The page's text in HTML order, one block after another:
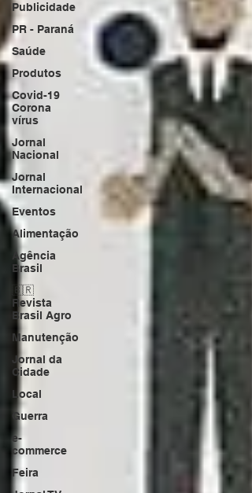
Publicidade
PR - Paraná
Saúde
Produtos
Covid-19
Corona
vírus
Jornal
Nacional
Jornal
Internacional
Eventos
Alimentação
Agência
Brasil
🇧🇷
Revista
Brasil Agro
Manutenção
Jornal da
Cidade
Local
Guerra
e-
commerce
Feira